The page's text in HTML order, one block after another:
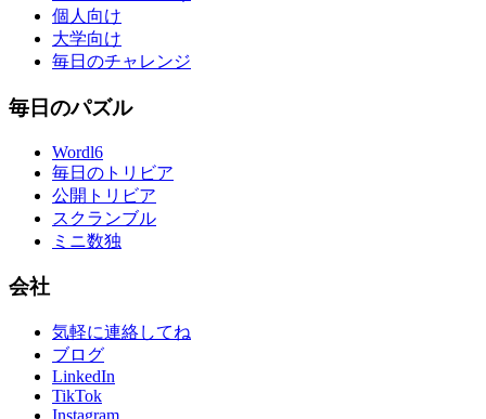
個人向け
大学向け
毎日のチャレンジ
毎日のパズル
Wordl6
毎日のトリビア
公開トリビア
スクランブル
ミニ数独
会社
気軽に連絡してね
ブログ
LinkedIn
TikTok
Instagram